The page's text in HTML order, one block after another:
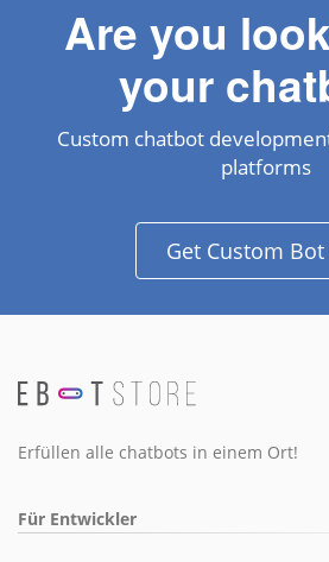
Are you
your
Custom chatbot
platforms
Get Custom Bot
Erfüllen alle chatbots in einem Ort!
Für Entwickler